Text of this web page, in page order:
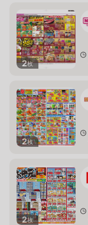
2枚
2枚
2枚